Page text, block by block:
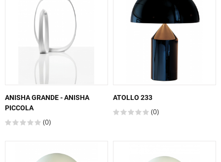
ANISHA GRANDE - ANISHA
PICCOLA
(0)
ATOLLO 233
(0)